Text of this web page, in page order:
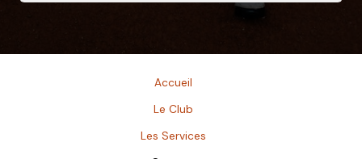
Accueil
Le Club
Les Services